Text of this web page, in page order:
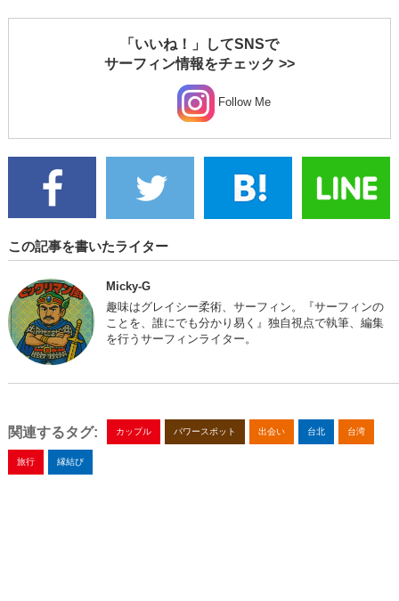
「いいね！」してSNSで
サーフィン情報をチェック >>
Follow Me
この記事を書いたライター
Micky-G
趣味はグレイシー柔術、サーフィン。『サーフィンの
ことを、誰にでも分かり易く』独自視点で執筆、編集
を行うサーフィンライター。
関連するタグ: カップル パワースポット 出会い 台北 台湾
旅行 縁結び